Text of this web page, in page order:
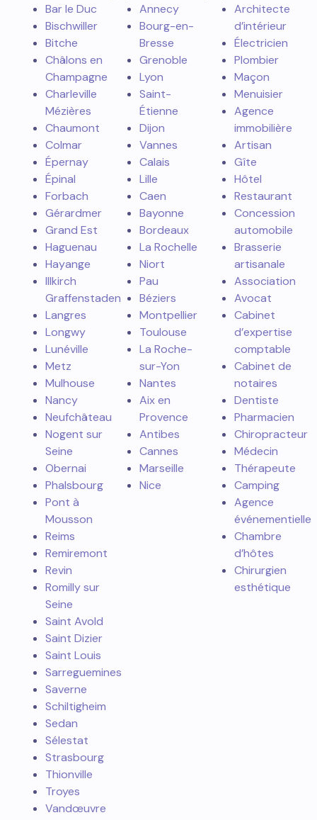
Bar le Duc
Bischwiller
Bitche
Châlons en
Champagne
Charleville
Mézières
Chaumont
Colmar
Épernay
Épinal
Forbach
Gérardmer
Grand Est
Haguenau
Hayange
Illkirch
Graffenstaden
Langres
Longwy
Lunéville
Metz
Mulhouse
Nancy
Neufchâteau
Nogent sur
Seine
Obernai
Phalsbourg
Pont à
Mousson
Reims
Remiremont
Revin
Romilly sur
Seine
Saint Avold
Saint Dizier
Saint Louis
Sarreguemines
Saverne
Schiltigheim
Sedan
Sélestat
Strasbourg
Thionville
Troyes
Vandœuvre
Annecy
Bourg-en-
Bresse
Grenoble
Lyon
Saint-
Étienne
Dijon
Vannes
Calais
Lille
Caen
Bayonne
Bordeaux
La Rochelle
Niort
Pau
Béziers
Montpellier
Toulouse
La Roche-
sur-Yon
Nantes
Aix en
Provence
Antibes
Cannes
Marseille
Nice
Architecte
d’intérieur
Électricien
Plombier
Maçon
Menuisier
Agence
immobilière
Artisan
Gîte
Hôtel
Restaurant
Concession
automobile
Brasserie
artisanale
Association
Avocat
Cabinet
d’expertise
comptable
Cabinet de
notaires
Dentiste
Pharmacien
Chiropracteur
Médecin
Thérapeute
Camping
Agence
événementielle
Chambre
d’hôtes
Chirurgien
esthétique